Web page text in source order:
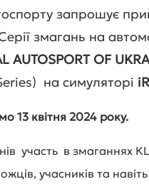
запрошує
змагань на
AUTOSPORT OF
на симуляторі
13 квітня 2024 року.
участь в змаганнях
учасників та навіть